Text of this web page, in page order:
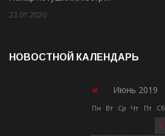
23.01.2020
НОВОСТНОЙ КАЛЕНДАРЬ
« Июнь 2019
Пн Вт Ср Чт Пт Сб
1